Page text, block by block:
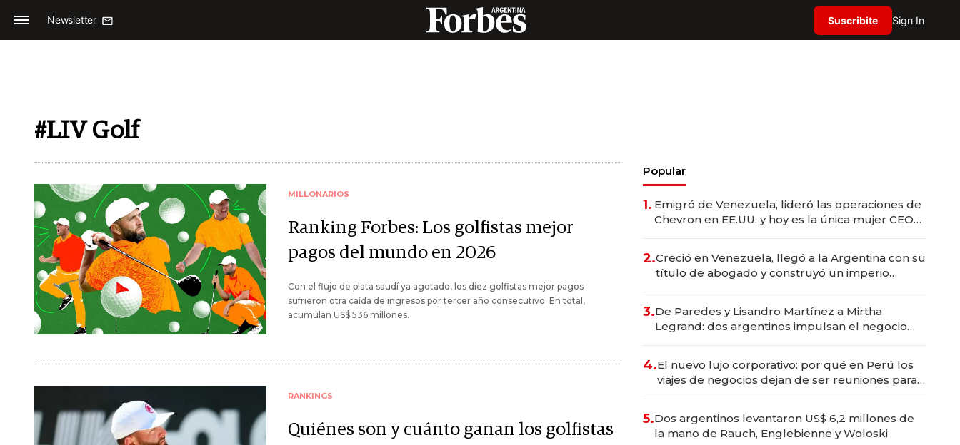
Newsletter Suscribite Sign In
#LIV Golf
MILLONARIOS
Ranking Forbes: Los golfistas mejor
pagos del mundo en 2026
Con el flujo de plata saudí ya agotado, los diez golfistas mejor pagos
sufrieron otra caída de ingresos por tercer año consecutivo. En total,
acumulan US$ 536 millones.
RANKINGS
Quiénes son y cuánto ganan los golfistas
Popular
1. Emigró de Venezuela, lideró las operaciones de
Chevron en EE.UU. y hoy es la única mujer CEO
2.Creció en Venezuela, llegó a la Argentina con su
título de abogado y construyó un imperio
3.De Paredes y Lisandro Martínez a Mirtha
Legrand: dos argentinos impulsan el negocio
4.El nuevo lujo corporativo: por qué en Perú los
viajes de negocios dejan de ser reuniones para
5.Dos argentinos levantaron US$ 6,2 millones de
la mano de Rauch, Englebienne y Woloski